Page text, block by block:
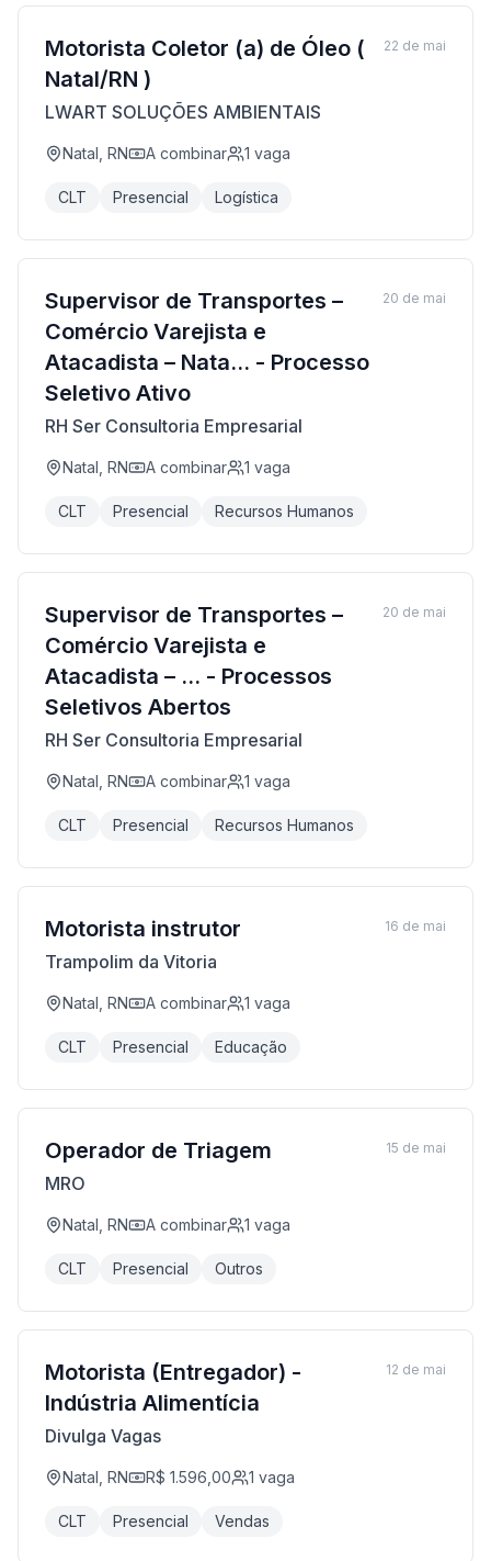
Motorista Coletor (a) de Óleo (
Natal/RN )
LWART SOLUÇÕES AMBIENTAIS
Natal, RN A combinar 1 vaga
CLT Presencial Logística
22 de mai
Supervisor de Transportes –
Comércio Varejista e
Atacadista – Nata... - Processo
Seletivo Ativo
RH Ser Consultoria Empresarial
Natal, RN A combinar 1 vaga
CLT Presencial Recursos Humanos
20 de mai
Supervisor de Transportes –
Comércio Varejista e
Atacadista – ... - Processos
Seletivos Abertos
RH Ser Consultoria Empresarial
Natal, RN A combinar 1 vaga
CLT Presencial Recursos Humanos
20 de mai
Motorista instrutor
Trampolim da Vitoria
Natal, RN A combinar 1 vaga
CLT Presencial Educação
16 de mai
Operador de Triagem
MRO
Natal, RN A combinar 1 vaga
CLT Presencial Outros
15 de mai
Motorista (Entregador) -
Indústria Alimentícia
Divulga Vagas
Natal, RN R$ 1.596,00 1 vaga
CLT Presencial Vendas
12 de mai